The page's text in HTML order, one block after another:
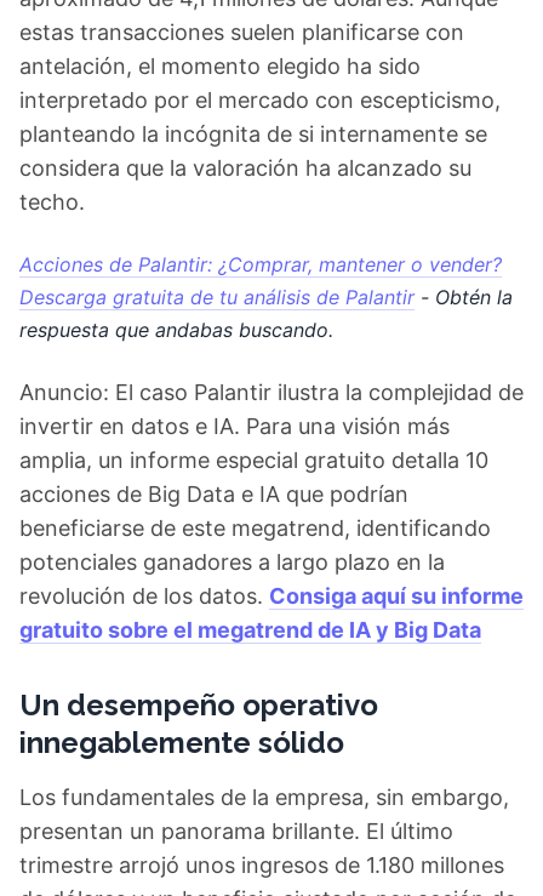
estas transacciones suelen planificarse con
antelación, el momento elegido ha sido
interpretado por el mercado con escepticismo,
planteando la incógnita de si internamente se
considera que la valoración ha alcanzado su
techo.
Acciones de Palantir: ¿Comprar, mantener o vender?
Descarga gratuita de tu análisis de Palantir- Obtén la
respuesta que andabas buscando.
Anuncio: El caso Palantir ilustra la complejidad de
invertir en datos e IA. Para una visión más
amplia, un informe especial gratuito detalla 10
acciones de Big Data e IA que podrían
beneficiarse de este megatrend, identificando
potenciales ganadores a largo plazo en la
revolución de los datos. Consiga aquí su informe
gratuito sobre el megatrend de IA y Big Data
Un desempeño operativo
innegablemente sólido
Los fundamentales de la empresa, sin embargo,
presentan un panorama brillante. El último
trimestre arrojó unos ingresos de 1.180 millones